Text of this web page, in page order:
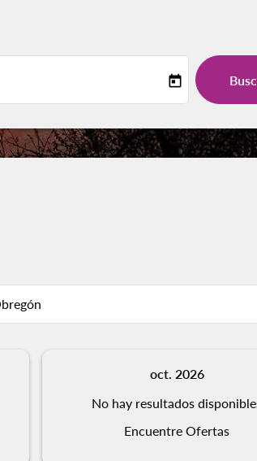
date-aria-label today
oct. 2026
No hay resultados
Encuentre Ofertas